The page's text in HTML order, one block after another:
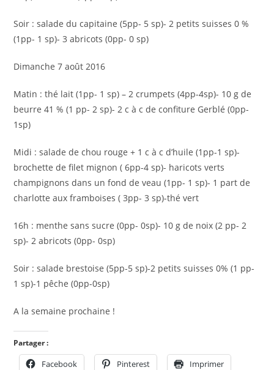
Soir : salade du capitaine (5pp- 5 sp)- 2 petits suisses 0 %
(1pp- 1 sp)- 3 abricots (0pp- 0 sp)
Dimanche 7 août 2016
Matin : thé lait (1pp- 1 sp) – 2 crumpets (4pp-4sp)- 10 g de
beurre 41 % (1 pp- 2 sp)- 2 c à c de confiture Gerblé (0pp-
1sp)
Midi : salade de chou rouge + 1 c à c d’huile (1pp-1 sp)-
brochette de filet mignon ( 6pp-4 sp)- haricots verts
champignons dans un fond de veau (1pp- 1 sp)- 1 part de
charlotte aux framboises ( 3pp- 3 sp)-thé vert
16h : menthe sans sucre (0pp- 0sp)- 10 g de noix (2 pp- 2
sp)- 2 abricots (0pp- 0sp)
Soir : salade brestoise (5pp-5 sp)-2 petits suisses 0% (1 pp-
1 sp)-1 pêche (0pp-0sp)
A la semaine prochaine !
Partager :
Facebook Pinterest Imprimer